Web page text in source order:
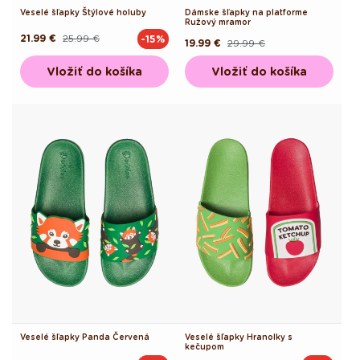
Veselé šľapky Štýlové holuby
Pôvodná25.99 €
Akciová
21.99 € -15%
Vložiť do košíka
Dámske šľapky na platforme
Ružový mramor
Pôvodná
cena
29.99 €
Akciová
cena
19.99 €
Vložiť do košíka
Veselé šľapky Panda Červená
Veselé šľapky Hranolky s
kečupom